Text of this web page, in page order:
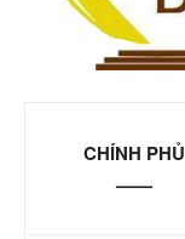
CHÍNH PHỦ
——